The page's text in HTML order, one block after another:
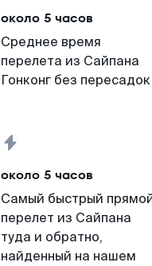
около 5 часов
Среднее время
перелета из Сайпана
Гонконг без пересадок
около 5 часов
Самый быстрый
перелет из Сайпана
туда и обратно,
найденный на нашем